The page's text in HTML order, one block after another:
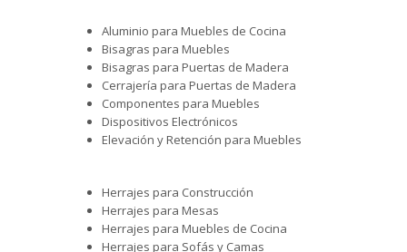
Aluminio para Muebles de Cocina
Bisagras para Muebles
Bisagras para Puertas de Madera
Cerrajería para Puertas de Madera
Componentes para Muebles
Dispositivos Electrónicos
Elevación y Retención para Muebles
Herrajes para Construcción
Herrajes para Mesas
Herrajes para Muebles de Cocina
Herrajes para Sofás y Camas